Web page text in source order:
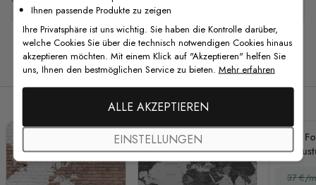
Verwandte Produkte
37 €/
Ihnen passende Produkte zu zeigen
Ihre Privatsphäre ist uns wichtig. Sie haben die Kontrolle darüber,
welche Cookies Sie über die technisch notwendigen Cookies hinaus
akzeptieren möchten. Mit einem Klick auf "Akzeptieren" helfen Sie
uns, Ihnen den bestmöglichen Service zu bieten. Mehr erfahren
ALLE AKZEPTIEREN
EINSTELLUNGEN